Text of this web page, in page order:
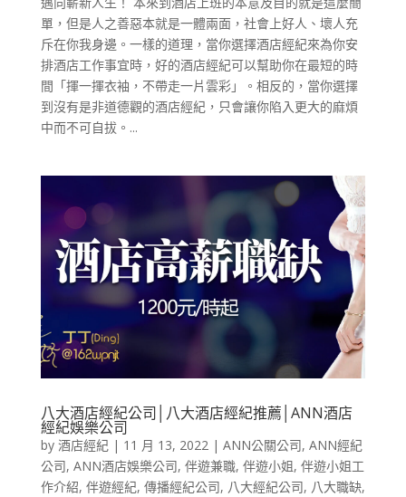
單，但是人之善惡本就是一體兩面，社會上好人、壞人充
斥在你我身邊。一樣的道理，當你選擇酒店經紀來為你安
排酒店工作事宜時，好的酒店經紀可以幫助你在最短的時
間「揮一揮衣袖，不帶走一片雲彩」。相反的，當你選擇
到沒有是非道德觀的酒店經紀，只會讓你陷入更大的麻煩
中而不可自拔。...
八大酒店經紀公司│八大酒店經紀推薦│ANN酒店
經紀娛樂公司
by 酒店經紀| 11 月 13, 2022| ANN公關公司, ANN經紀
公司, ANN酒店娛樂公司, 伴遊兼職, 伴遊小姐, 伴遊小姐工
作介紹, 伴遊經紀, 傳播經紀公司, 八大經紀公司, 八大職缺,